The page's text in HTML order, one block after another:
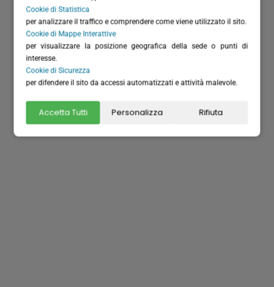
Cookie di Statistica
per analizzare il traffico e comprendere come viene utilizzato il sito.
Cookie di Mappe Interattive
per visualizzare la posizione geografica della sede o punti di
interesse.
Cookie di Sicurezza
per difendere il sito da accessi automatizzati e attività malevole.
Accetta Tutti Personalizza Rifiuta
Dove siamo